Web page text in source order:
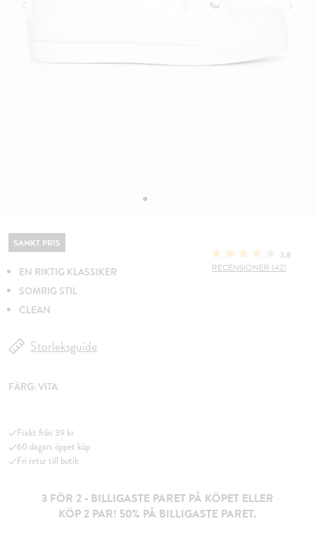
SÄNKT PRIS
EN RIKTIG KLASSIKER
SOMRIG STIL
CLEAN
3.8
RECENSIONER (42)
Storleksguide
FÄRG: VITA
Frakt från 39 kr
60 dagars öppet köp
Fri retur till butik
3 FÖR 2 - BILLIGASTE PARET PÅ KÖPET ELLER
KÖP 2 PAR! 50% PÅ BILLIGASTE PARET.